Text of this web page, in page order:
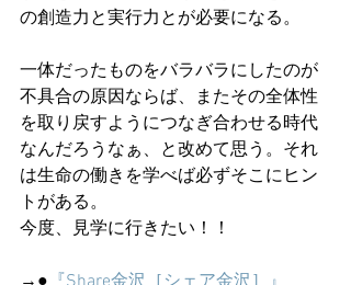
の創造力と実行力とが必要になる。
一体だったものをバラバラにしたのが
不具合の原因ならば、またその全体性
を取り戻すようにつなぎ合わせる時代
なんだろうなぁ、と改めて思う。それ
は生命の働きを学べば必ずそこにヒン
トがある。
今度、見学に行きたい！！